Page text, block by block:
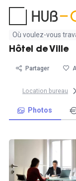
Aucun
résultat
Bureau fermé
Hôtel de Ville
Partager
Location bureau
Photos